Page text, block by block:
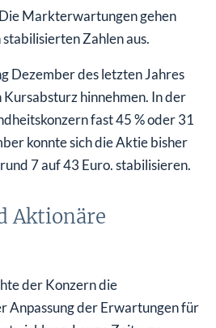
Markterwartungen gehen
Zahlen aus.
Dezember des letzten Jahres
Kursabsturz hinnehmen. In der
fast 45 % oder 31
konnte sich die Aktie bisher
7 auf 43 Euro. stabilisieren.
Aktionäre
der Konzern die
Anpassung der Erwartungen für